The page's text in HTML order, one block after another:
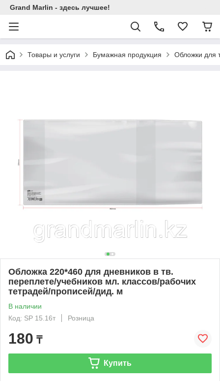
Grand Marlin - здесь лучшее!
Товары и услуги Бумажная продукция Обложки для
Обложка 220*460 для дневников в тв.
переплете/учебников мл. классов/рабочих
тетрадей/прописей/дид. м
В наличии
Код: SP 15.16т
Розница
180 ₸
Купить